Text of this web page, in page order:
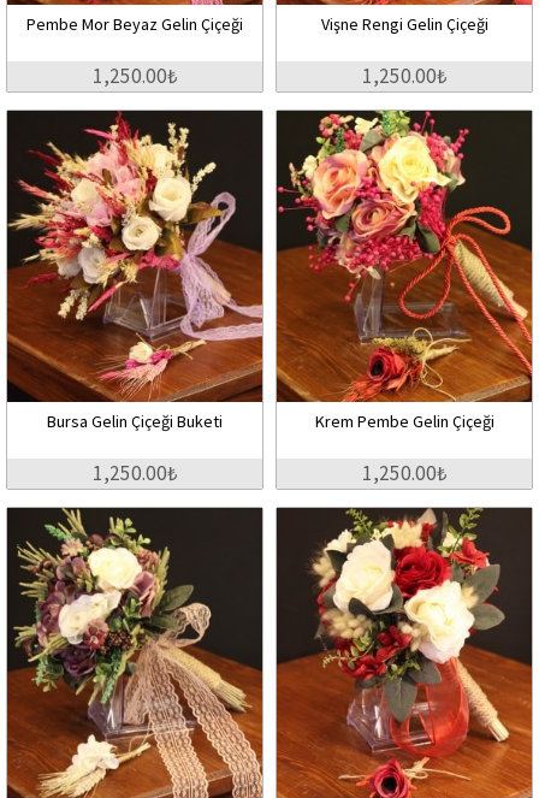
Pembe Mor Beyaz Gelin Çiçeği
1,250.00₺
Vişne Rengi Gelin Çiçeği
1,250.00₺
Bursa Gelin Çiçeği Buketi
1,250.00₺
Krem Pembe Gelin Çiçeği
1,250.00₺